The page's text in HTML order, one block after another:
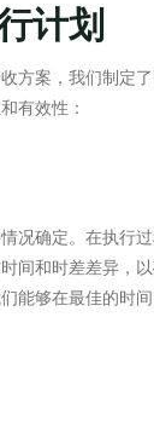
计划
方案，我们制定
有效性：
况确定。在执行
间和时差差异，
能够在最佳的时